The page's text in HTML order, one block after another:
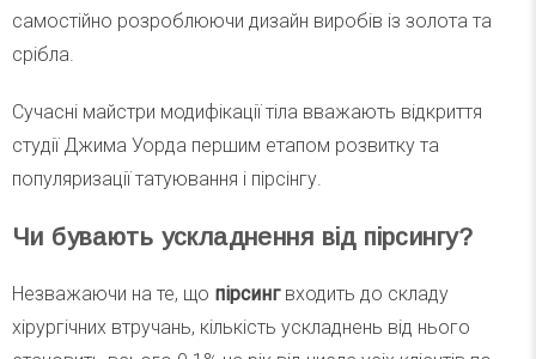
самостійно розроблюючи дизайн виробів із золота та
срібла.
Сучасні майстри модифікації тіла вважають відкриття
студії Джима Уорда першим етапом розвитку та
популяризації татуювання і пірсінгу.
Чи бувають ускладнення від пірсингу?
Незважаючи на те, що пірсингвходить до складу
хірургічних втручань, кількість ускладнень від нього